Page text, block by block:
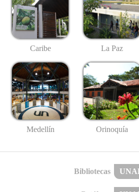
Caribe La Paz
Medellín Orinoquía
Bibliotecas